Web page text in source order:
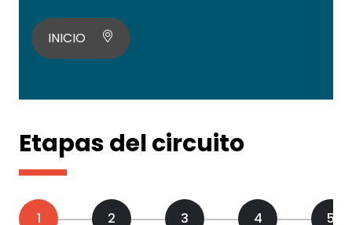
INICIO
Etapas del circuito
1 2 3 4 5